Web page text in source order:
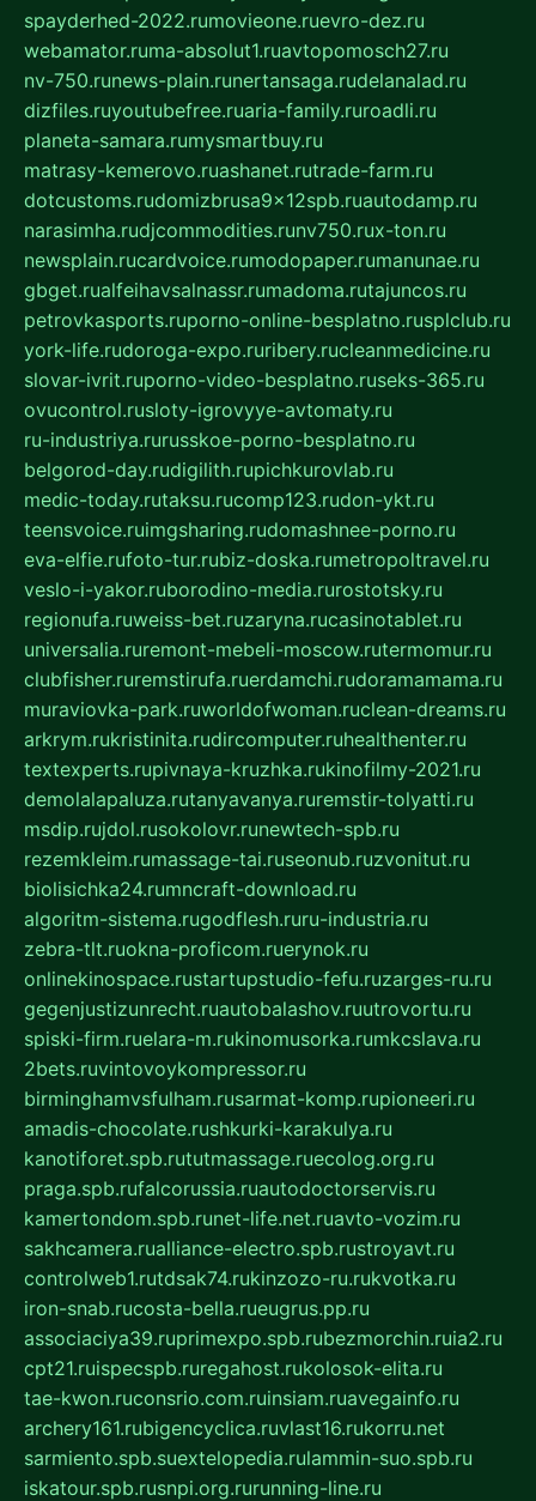
spayderhed-2022.rumovieone.ruevro-dez.ru
webamator.ruma-absolut1.ruavtopomosch27.ru
nv-750.runews-plain.runertansaga.rudelanalad.ru
dizfiles.ruyoutubefree.ruaria-family.ruroadli.ru
planeta-samara.rumysmartbuy.ru
matrasy-kemerovo.ruashanet.rutrade-farm.ru
dotcustoms.rudomizbrusa9x12spb.ruautodamp.ru
narasimha.rudjcommodities.runv750.rux-ton.ru
newsplain.rucardvoice.rumodopaper.rumanunae.ru
gbget.rualfeihavsalnassr.rumadoma.rutajuncos.ru
petrovkasports.ruporno-online-besplatno.rusplclub.ru
york-life.rudoroga-expo.ruribery.rucleanmedicine.ru
slovar-ivrit.ruporno-video-besplatno.ruseks-365.ru
ovucontrol.rusloty-igrovyye-avtomaty.ru
ru-industriya.rurusskoe-porno-besplatno.ru
belgorod-day.rudigilith.rupichkurovlab.ru
medic-today.rutaksu.rucomp123.rudon-ykt.ru
teensvoice.ruimgsharing.rudomashnee-porno.ru
eva-elfie.rufoto-tur.rubiz-doska.rumetropoltravel.ru
veslo-i-yakor.ruborodino-media.rurostotsky.ru
regionufa.ruweiss-bet.ruzaryna.rucasinotablet.ru
universalia.ruremont-mebeli-moscow.rutermomur.ru
clubfisher.ruremstirufa.ruerdamchi.rudoramamama.ru
muraviovka-park.ruworldofwoman.ruclean-dreams.ru
arkrym.rukristinita.rudircomputer.ruhealthenter.ru
textexperts.rupivnaya-kruzhka.rukinofilmy-2021.ru
demolalapaluza.rutanyavanya.ruremstir-tolyatti.ru
msdip.rujdol.rusokolovr.runewtech-spb.ru
rezemkleim.rumassage-tai.ruseonub.ruzvonitut.ru
biolisichka24.rumncraft-download.ru
algoritm-sistema.rugodflesh.ruru-industria.ru
zebra-tlt.ruokna-proficom.ruerynok.ru
onlinekinospace.rustartupstudio-fefu.ruzarges-ru.ru
gegenjustizunrecht.ruautobalashov.ruutrovortu.ru
spiski-firm.ruelara-m.rukinomusorka.rumkcslava.ru
2bets.ruvintovoykompressor.ru
birminghamvsfulham.rusarmat-komp.rupioneeri.ru
amadis-chocolate.rushkurki-karakulya.ru
kanotiforet.spb.rututmassage.ruecolog.org.ru
praga.spb.rufalcorussia.ruautodoctorservis.ru
kamertondom.spb.runet-life.net.ruavto-vozim.ru
sakhcamera.rualliance-electro.spb.rustroyavt.ru
controlweb1.rutdsak74.rukinzozo-ru.rukvotka.ru
iron-snab.rucosta-bella.rueugrus.pp.ru
associaciya39.ruprimexpo.spb.rubezmorchin.ruia2.ru
cpt21.ruispecspb.ruregahost.rukolosok-elita.ru
tae-kwon.ruconsrio.com.ruinsiam.ruavegainfo.ru
archery161.rubigencyclica.ruvlast16.rukorru.net
sarmiento.spb.suextelopedia.rulammin-suo.spb.ru
iskatour.spb.rusnpi.org.rurunning-line.ru